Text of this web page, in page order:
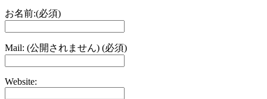
お名前:(必須)
Mail: (公開されません) (必須)
Website: